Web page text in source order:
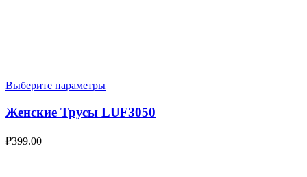
Выберите параметры
Женские Трусы LUF3050
₽399.00